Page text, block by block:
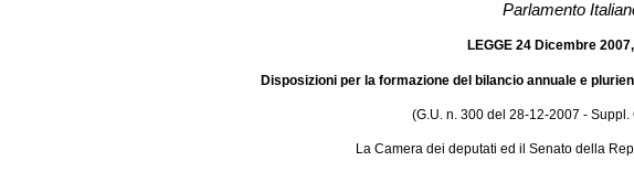
Parlamento
LEGGE 24 Dicembre
Disposizioni per la formazione del bilancio annuale e
(G.U. n. 300 del 28-12-2007 -
La Camera dei deputati ed il Senato della